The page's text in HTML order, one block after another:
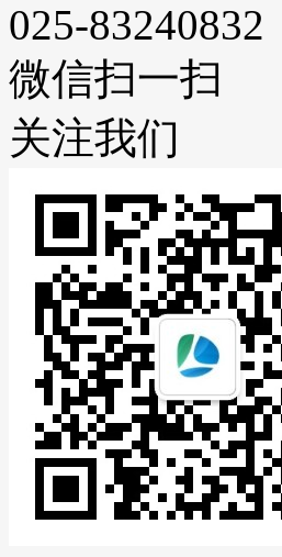
025-83240832
微信扫一扫
关注我们